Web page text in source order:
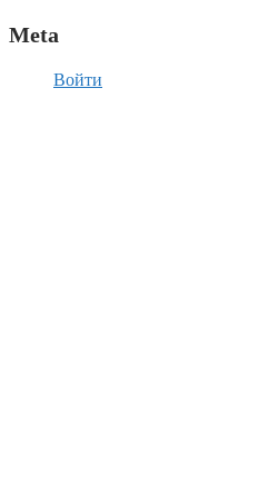
Meta
Войти